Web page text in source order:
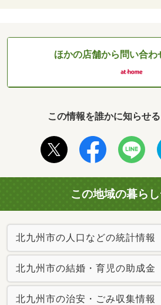
ほかの店舗から問い合わ
この情報を誰かに知らせ
この地域の暮ら
北九州市の人口などの統計情報
北九州市の結婚・育児の助成金
北九州市の治安・ごみ収集情報